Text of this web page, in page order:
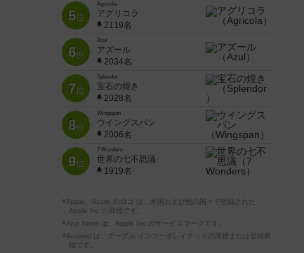
5位
Agricola
アグリコラ
2119名
6位
Azul
アズール
2034名
7位
Splendor
宝石の煌き
2028名
8位
Wingspan
ウイングスパン
2006名
9位
7 Wonders
世界の七不思議
1919名
※Apple、Apple のロゴ は、米国および他の国々で登録された
Apple Inc.の商標です。
※App Store は、Apple Inc.のサービスマークです。
※Android は、グーグル インコーポレイテッドの商標または登録商
標です。